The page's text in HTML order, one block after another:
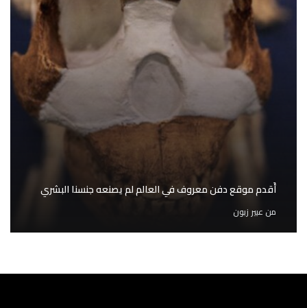
أَقدم موقع دفن معروف في العالم لم يصنعه جنسنا البشري
من عبير زبون